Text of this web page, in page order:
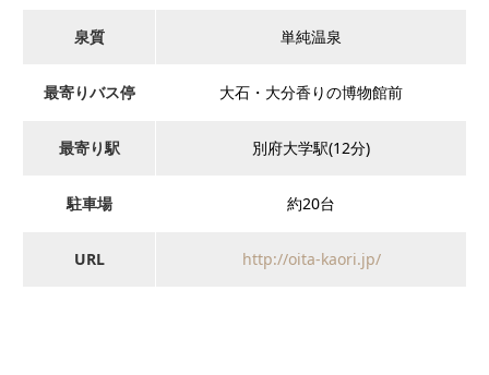
泉質 単純温泉
最寄りバス停 大石・大分香りの博物館前
最寄り駅 別府大学駅(12分)
駐車場 約20台
URL http://oita-kaori.jp/